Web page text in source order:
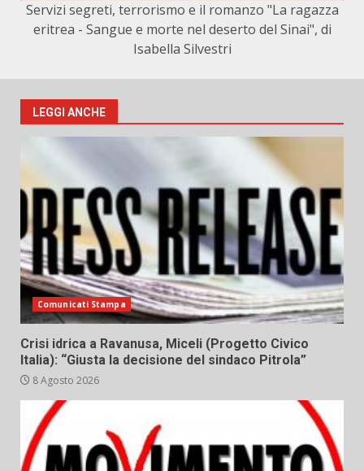
Servizi segreti, terrorismo e il romanzo "La ragazza
eritrea - Sangue e morte nel deserto del Sinai", di
Isabella Silvestri
LEGGI ANCHE
Comunicati Stampa
Crisi idrica a Ravanusa, Miceli (Progetto Civico
Italia): “Giusta la decisione del sindaco Pitrola”
8 Agosto 2026